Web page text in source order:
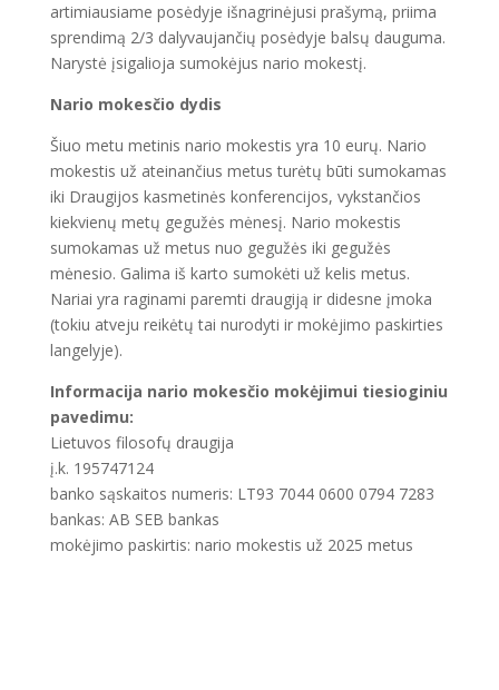
artimiausiame posėdyje išnagrinėjusi prašymą, priima
sprendimą 2/3 dalyvaujančių posėdyje balsų dauguma.
Narystė įsigalioja sumokėjus nario mokestį.
Nario mokesčio dydis
Šiuo metu metinis nario mokestis yra 10 eurų. Nario
mokestis už ateinančius metus turėtų būti sumokamas
iki Draugijos kasmetinės konferencijos, vykstančios
kiekvienų metų gegužės mėnesį. Nario mokestis
sumokamas už metus nuo gegužės iki gegužės
mėnesio. Galima iš karto sumokėti už kelis metus.
Nariai yra raginami paremti draugiją ir didesne įmoka
(tokiu atveju reikėtų tai nurodyti ir mokėjimo paskirties
langelyje).
Informacija nario mokesčio mokėjimui tiesioginiu
pavedimu:
Lietuvos filosofų draugija
į.k. 195747124
banko sąskaitos numeris: LT93 7044 0600 0794 7283
bankas: AB SEB bankas
mokėjimo paskirtis: nario mokestis už 2025 metus